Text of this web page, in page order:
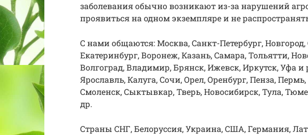
заболевания обычно возникают из-за нарушений
проявиться на одном экземпляре и не
С нами общаются: Москва, Санкт-Петербург,
Екатеринбург, Воронеж, Казань, Самара, Тольятти,
Волгоград, Владимир, Брянск, Ижевск, Иркутск, Уфа и
Ярославль, Калуга, Сочи, Орел, Оренбург, Пенза,
Смоленск, Сыктывкар, Тверь, Новосибирск, Тула,
др.
Страны СНГ, Белоруссия, Украина, США, Германия,